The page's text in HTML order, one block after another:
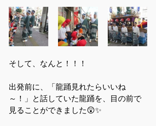
そして、なんと！！！
出発前に、「龍踊見れたらいいね
～！」と話していた龍踊を、目の前で
見ることができました😲✨